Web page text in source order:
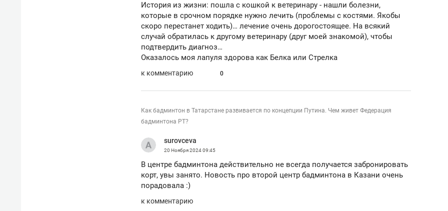
История из жизни: пошла с кошкой к ветеринару - нашли болезни,
которые в срочном порядке нужно лечить (проблемы с костями. Якобы
скоро перестанет ходить)… лечение очень дорогостоящее. На всякий
случай обратилась к другому ветеринару (друг моей знакомой), чтобы
подтвердить диагноз…
Оказалось моя лапуля здорова как Белка или Стрелка
к комментарию 0
Как бадминтон в Татарстане развивается по концепции Путина. Чем живет Федерация
бадминтона РТ?
surovceva
20 Ноября 202409:45
В центре бадминтона действительно не всегда получается забронировать
корт, увы занято. Новость про второй центр бадминтона в Казани очень
порадовала :)
к комментарию
Падел, фитнес, танцы и даже
ниндзя-зал: как ТРЦ «Франт»
Рекомендуем
Психотерапевт «Фороса»:
«Директорский невроз» –
когда человек не считает
свою сверхнагрузку
Рекомендуем
Дизайнер-прораб